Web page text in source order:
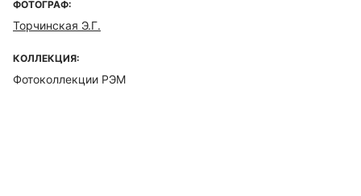
ФОТОГРАФ:
Торчинская Э.Г.
КОЛЛЕКЦИЯ:
Фотоколлекции РЭМ